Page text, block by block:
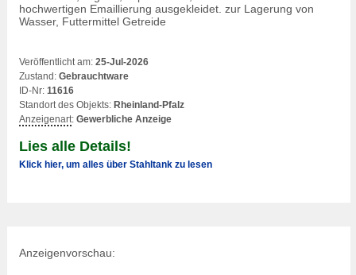
hochwertigen Emaillierung ausgekleidet. zur Lagerung von
Wasser, Futtermittel Getreide
Veröffentlicht am: 25-Jul-2026
Zustand: Gebrauchtware
ID-Nr: 11616
Standort des Objekts: Rheinland-Pfalz
Anzeigenart: Gewerbliche Anzeige
Lies alle Details!
Klick hier, um alles über Stahltank zu lesen
Anzeigenvorschau: